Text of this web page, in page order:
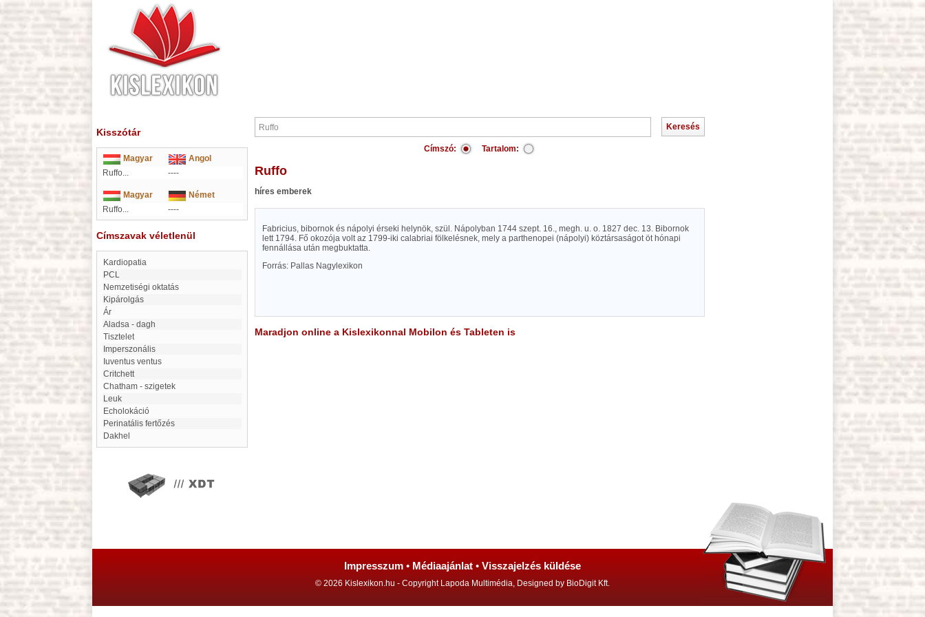
Kisszótár
Magyar
Angol
Ruffo...
----
Magyar
Német
Ruffo...
----
Címszavak véletlenül
Kardiopatia
PCL
Nemzetiségi oktatás
Kipárolgás
Ár
Aladsa - dagh
Tisztelet
imperszonális
iuventus ventus
Critchett
Chatham - szigetek
Leuk
echolokáció
Perinatális fertőzés
Dakhel
Címszó: Tartalom:
Ruffo
híres emberek
Fabricius, bibornok és nápolyi érseki helynök, szül. Nápolyban 1744 szept. 16., megh. u. o. 1827 dec. 13. Bibornok
lett 1794. Fő okozója volt az 1799-iki calabriai fölkelésnek, mely a parthenopei (nápolyi) köztársaságot öt hónapi
fennállása után megbuktatta.
Forrás: Pallas Nagylexikon
Maradjon online a Kislexikonnal Mobilon és Tableten is
Impresszum • Médiaajánlat • Visszajelzés küldése
© 2026 Kislexikon.hu - Copyright Lapoda Multimédia, Designed by BioDigit Kft.